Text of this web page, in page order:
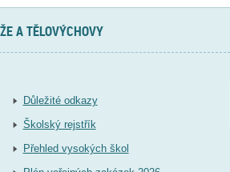
A TĚLOVÝCHOVY
Důležité odkazy
Školský rejstřík
Přehled vysokých škol